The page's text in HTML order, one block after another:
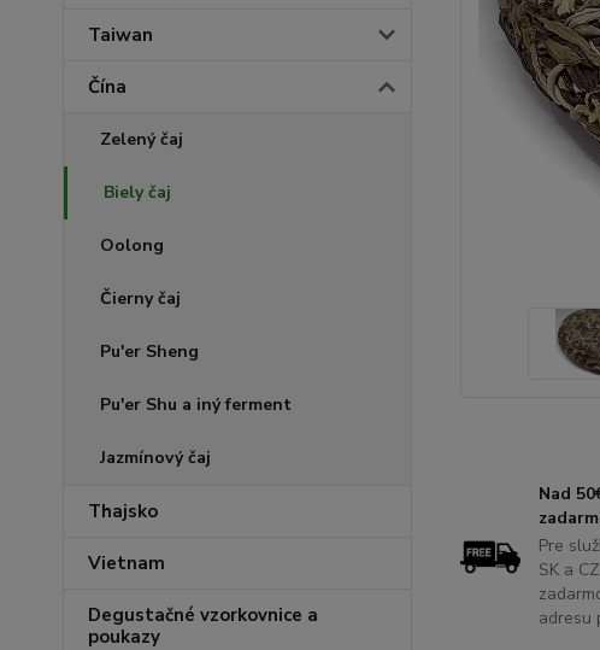
Taiwan
Čína
Zelený čaj
Biely čaj
Oolong
Čierny čaj
Pu'er Sheng
Pu'er Shu a iný ferment
Jazmínový čaj
Thajsko
Vietnam
Degustačné vzorkovnice a
poukazy
Nad
Pre
SK a
adresu